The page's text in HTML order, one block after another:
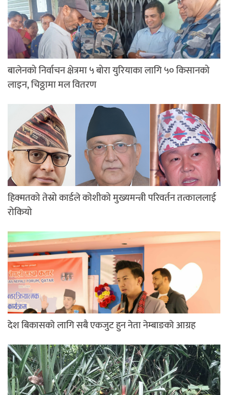
बालेनको निर्वाचन क्षेत्रमा ५ बोरा युरियाका लागि ५० किसानको
लाइन, चिठ्ठामा मल वितरण
हिक्मतको तेस्रो कार्डले कोशीको मुख्यमन्त्री परिवर्तन तत्काललाई
रोकियो
देश बिकासकाे लागि सबै एकजुट हुन नेता नेम्बाङकाे आग्रह